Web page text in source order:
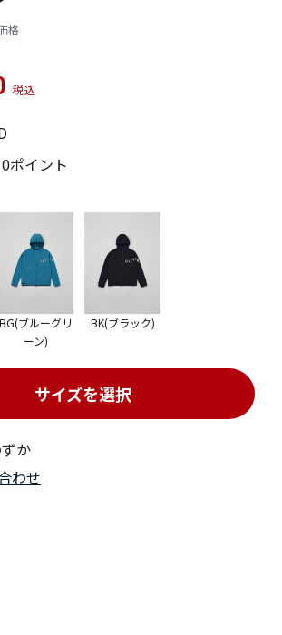
格
0ポイント
か
サイズを選択
BG(ブルーグリ
ーン)
BK(ブラック)
わせ